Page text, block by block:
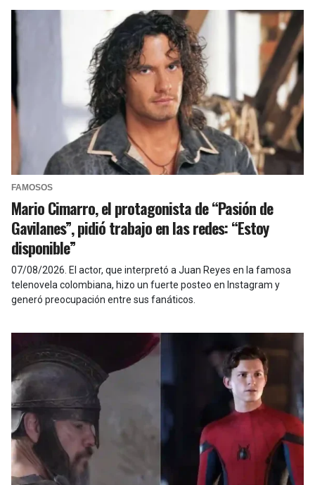
FAMOSOS
Mario Cimarro, el protagonista de “Pasión de
Gavilanes”, pidió trabajo en las redes: “Estoy
disponible”
07/08/2026 El actor, que interpretó a Juan Reyes en la famosa
telenovela colombiana, hizo un fuerte posteo en Instagram y
generó preocupación entre sus fanáticos.